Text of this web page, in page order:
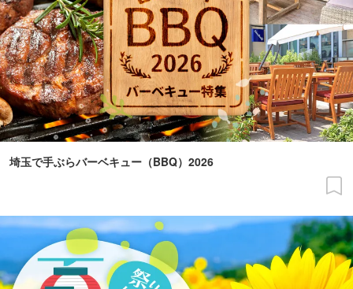
埼玉で手ぶらバーベキュー（BBQ）2026